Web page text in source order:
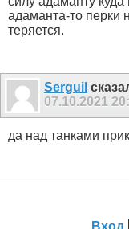
адаманта-то перки
теряется.
Serguil
07.10.2021
да над танками
Вход